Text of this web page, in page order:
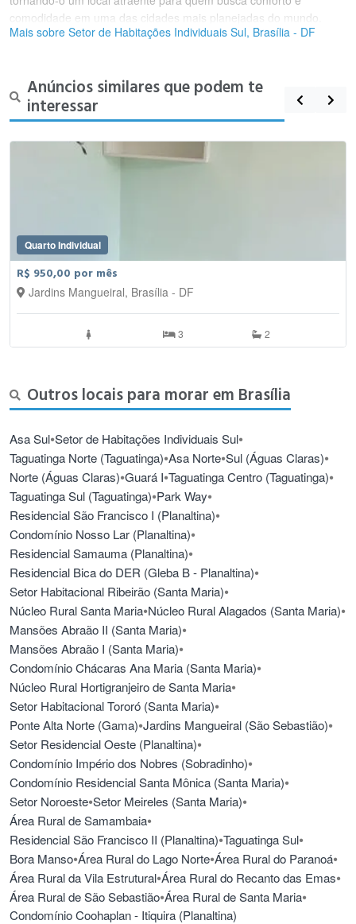
comodidade em uma das cidades mais planejadas do mundo.
Mais sobre Setor de Habitações Individuais Sul, Brasília - DF
Anúncios similares que podem te
interessar
Quarto Individual
R$ 950,00 por mês
Jardins Mangueiral, Brasília - DF
3 2
Outros locais para morar em Brasília
Asa Sul•Setor de Habitações Individuais Sul•
Taguatinga Norte (Taguatinga)•Asa Norte•Sul (Águas Claras)•
Norte (Águas Claras)•Guará I•Taguatinga Centro (Taguatinga)•
Taguatinga Sul (Taguatinga)•Park Way•
Residencial São Francisco I (Planaltina)•
Condomínio Nosso Lar (Planaltina)•
Residencial Samauma (Planaltina)•
Residencial Bica do DER (Gleba B - Planaltina)•
Setor Habitacional Ribeirão (Santa Maria)•
Núcleo Rural Santa Maria•Núcleo Rural Alagados (Santa Maria)•
Mansões Abraão II (Santa Maria)•
Mansões Abraão I (Santa Maria)•
Condomínio Chácaras Ana Maria (Santa Maria)•
Núcleo Rural Hortigranjeiro de Santa Maria•
Setor Habitacional Tororó (Santa Maria)•
Ponte Alta Norte (Gama)•Jardins Mangueiral (São Sebastião)•
Setor Residencial Oeste (Planaltina)•
Condomínio Império dos Nobres (Sobradinho)•
Condomínio Residencial Santa Mônica (Santa Maria)•
Setor Noroeste•Setor Meireles (Santa Maria)•
Área Rural de Samambaia•
Residencial São Francisco II (Planaltina)•Taguatinga Sul•
Bora Manso•Área Rural do Lago Norte•Área Rural do Paranoá•
Área Rural da Vila Estrutural•Área Rural do Recanto das Emas•
Área Rural de São Sebastião•Área Rural de Santa Maria•
Condomínio Coohaplan - Itiquira (Planaltina)